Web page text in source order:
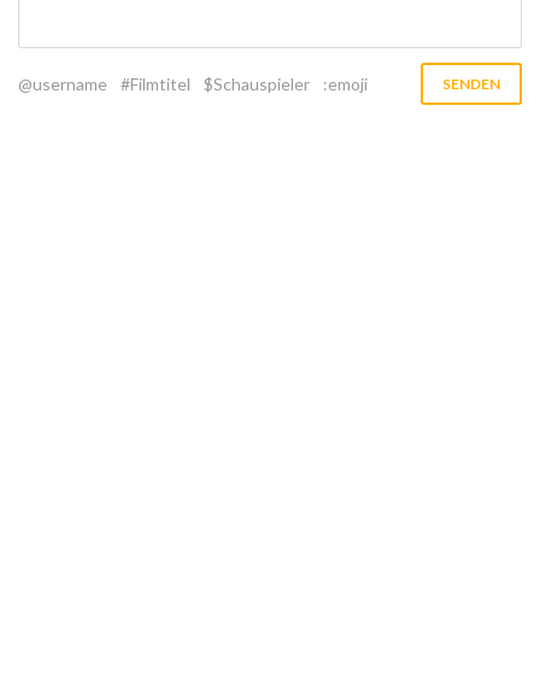
@username #Filmtitel $Schauspieler :emoji